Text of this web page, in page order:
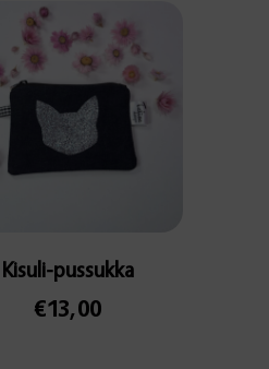
Kisuli-pussukka
€13,00